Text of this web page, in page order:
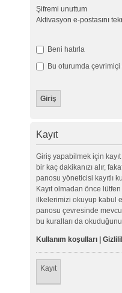
Şifremi unuttum
Aktivasyon e-postasını
Beni hatırla
Bu oturumda
Kayıt
Giriş yapabilmek için kayıt
bir kaç dakikanızı alır,
panosu yöneticisi kayıtlı
Kayıt olmadan önce
ilkelerimizi okuyup kabul
panosu çevresinde
bu kuralları da
Kullanım koşulları|
Kayıt